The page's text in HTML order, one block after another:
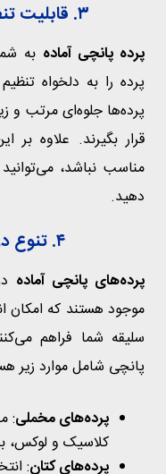
۳. قابلیت تنظیم ارتفاع و چین پرده
پرده پانچی آماده به
پرده را به دلخواه
پرده‌ها جلوه‌ای مرتب و
قرار بگیرند. علاوه بر
مناسب نباشد،
دهید.
۴. تنوع در جنس و رنگ‌بندی
پرده‌های پانچی آماده
موجود هستند که امکان
سلیقه شما فراهم
پانچی شامل موارد زیر
پرده‌های مخملی:
کلاسیک و لوکس،
پرده‌های کتان: